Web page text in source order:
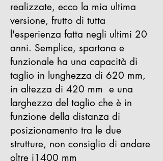
realizzate, ecco la mia ultima
versione, frutto di tutta
l'esperienza fatta negli ultimi 20
anni. Semplice, spartana e
funzionale ha una capacità di
taglio in lunghezza di 620 mm,
in altezza di 420 mm e una
larghezza del taglio che è in
funzione della distanza di
posizionamento tra le due
strutture, non consiglio di andare
oltre i1400 mm